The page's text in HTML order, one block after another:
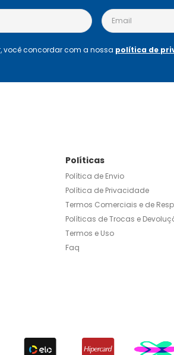
você concordar com a nossa política de
Políticas
Política de Envio
Política de Privacidade
Termos Comerciais e de
Políticas de Trocas e
Termos e Uso
Faq